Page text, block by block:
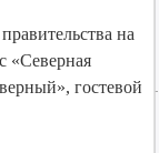
на
«Северная
гостевой